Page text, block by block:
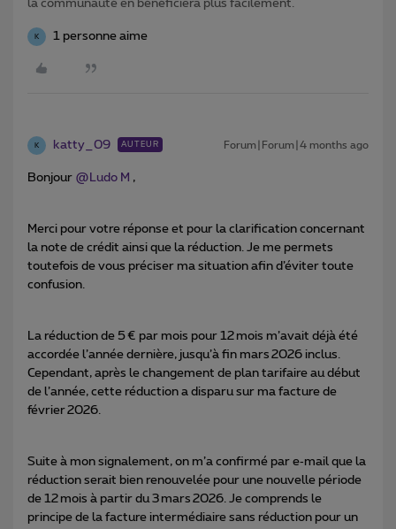
la communauté en bénéficiera plus facilement.
K 1 personne aime
K katty_09 AUTEUR Forum|Forum|4 months ago
Bonjour ​ @Ludo M ,
Merci pour votre réponse et pour la clarification concernant
la note de crédit ainsi que la réduction. Je me permets
toutefois de vous préciser ma situation afin d’éviter toute
confusion.
La réduction de 5 € par mois pour 12 mois m’avait déjà été
accordée l’année dernière, jusqu’à fin mars 2026 inclus.
Cependant, après le changement de plan tarifaire au début
de l’année, cette réduction a disparu sur ma facture de
février 2026.
Suite à mon signalement, on m’a confirmé par e‑mail que la
réduction serait bien renouvelée pour une nouvelle période
de 12 mois à partir du 3 mars 2026. Je comprends le
principe de la facture intermédiaire sans réduction pour un